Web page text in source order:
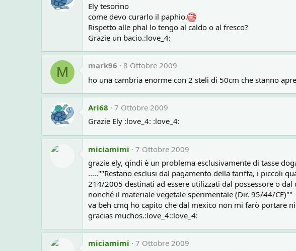
Ely tesorino
come devo curarlo il paphio.
Rispetto alle phal lo tengo al caldo o al fresco?
Grazie un bacio.:love_4:
M mark96
8 Ottobre 2009
ho una cambria enorme con 2 steli di 50cm che stanno
Ari68
7 Ottobre 2009
Grazie Ely :love_4: :love_4:
miciamimi
7 Ottobre 2009
grazie ely, qindi è un problema esclusivamente di tasse
.....""Restano esclusi dal pagamento della tariffa, i piccoli
214/2005 destinati ad essere utilizzati dal possessore o
nonché il materiale vegetale sperimentale (Dir. 95/44/CE)""
va beh cmq ho capito che dal mexico non mi farò portare
gracias muchos.:love_4::love_4:
miciamimi
7 Ottobre 2009